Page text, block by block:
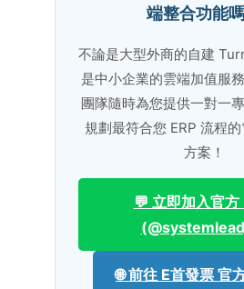
端整合功能
不論是大型外商的自建
是中小企業的雲端加值服
團隊隨時為您提供一對一
規劃最符合您 ERP 流程
方案！
💬 立即加入官方
🌐 前往 E首發票 官